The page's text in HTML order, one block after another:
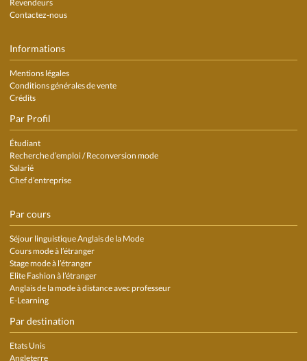
Revendeurs
Contactez-nous
Informations
Mentions légales
Conditions générales de vente
Crédits
Par Profil
Étudiant
Recherche d’emploi / Reconversion mode
Salarié
Chef d’entreprise
Par cours
Séjour linguistique Anglais de la Mode
Cours mode à l’étranger
Stage mode à l’étranger
Elite Fashion à l’étranger
Anglais de la mode à distance avec professeur
E-Learning
Par destination
Etats Unis
Angleterre